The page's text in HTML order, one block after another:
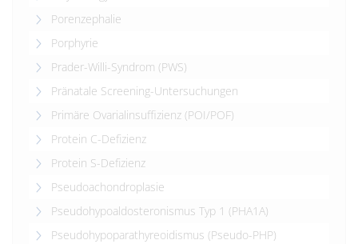
Porenzephalie
Porphyrie
Prader-Willi-Syndrom (PWS)
Pränatale Screening-Untersuchungen
Primäre Ovarialinsuffizienz (POI/POF)
Protein C-Defizienz
Protein S-Defizienz
Pseudoachondroplasie
Pseudohypoaldosteronismus Typ 1 (PHA1A)
Pseudohypoparathyreoidismus (Pseudo-PHP)